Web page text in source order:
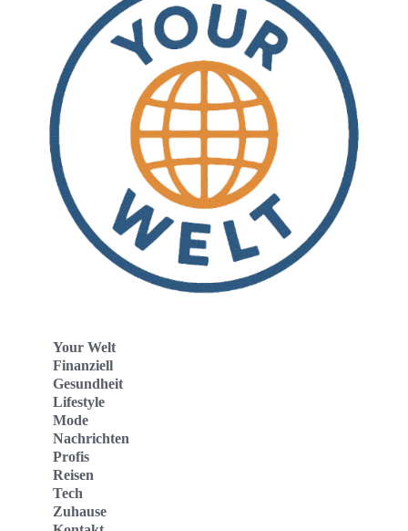
Your Welt
Finanziell
Gesundheit
Lifestyle
Mode
Nachrichten
Profis
Reisen
Tech
Zuhause